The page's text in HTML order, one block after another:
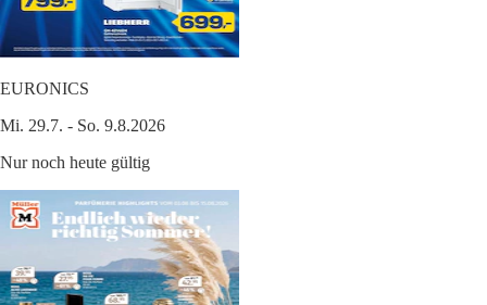
EURONICS
Mi. 29.7. - So. 9.8.2026
Nur noch heute gültig